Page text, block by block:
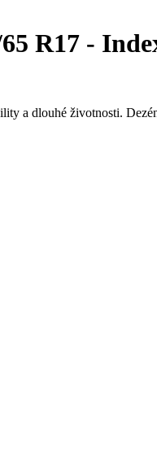
R17 -
a dlouhé životnosti.